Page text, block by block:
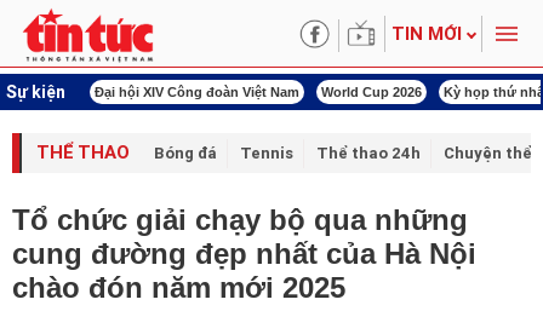
TIN MỚI
Sự kiện
ngày đêm Đại hội XIV Công đoàn Việt Nam World Cup 2026 Kỳ họp thứ
THỂ THAO Bóng đá Tennis Thể thao 24h Chuyện thể
Tổ chức giải chạy bộ qua những
cung đường đẹp nhất của Hà Nội
chào đón năm mới 2025